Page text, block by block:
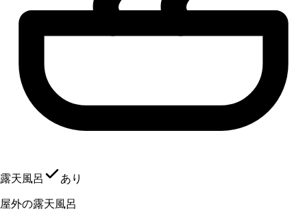
露天風呂 あり
屋外の露天風呂